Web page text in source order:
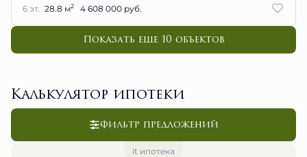
6 эт. 28.8 м2 4 608 000 руб.
Показать еще 10 объектов
Калькулятор ипотеки
Фильтр предложений
it ипотека